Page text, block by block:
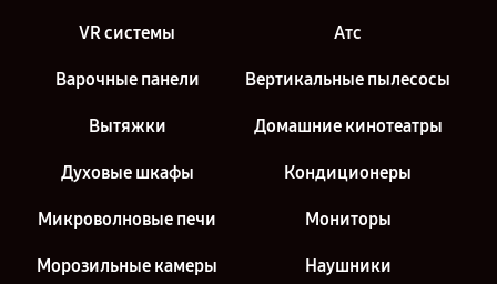
VR системы Атс
Варочные панели Вертикальные пылесосы
Вытяжки Домашние кинотеатры
Духовые шкафы Кондиционеры
Микроволновые печи Мониторы
Морозильные камеры Наушники